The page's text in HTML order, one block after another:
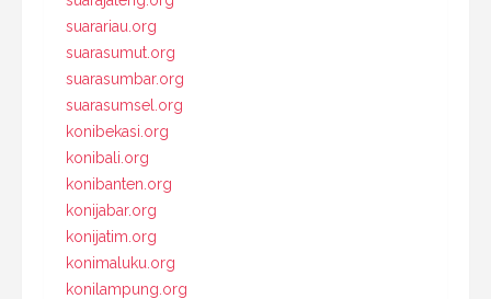
suarariau.org
suarasumut.org
suarasumbar.org
suarasumsel.org
konibekasi.org
konibali.org
konibanten.org
konijabar.org
konijatim.org
konimaluku.org
konilampung.org